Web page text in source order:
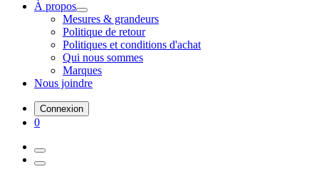
À propos
Mesures & grandeurs
Politique de retour
Politiques et conditions d'achat
Qui nous sommes
Marques
Nous joindre
Connexion
0